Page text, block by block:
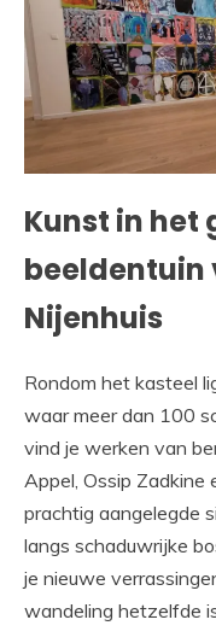
Kunst in het
beeldentuin
Nijenhuis
Rondom het kasteel
waar meer dan 100
vind je werken van
Appel, Ossip Zadkine
prachtig aangelegde
langs schaduwrijke
je nieuwe
wandeling hetzelfde